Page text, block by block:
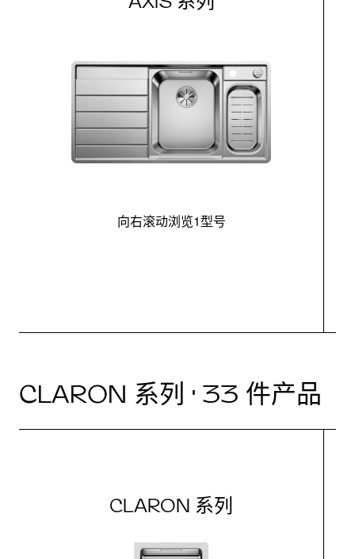
向右滚动浏览1型号
CLARON 系列 · 33 件产品
CLARON 系列